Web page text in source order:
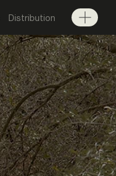
Distribution
Menu